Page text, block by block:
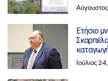
Ετήσιο
Ιούλιος